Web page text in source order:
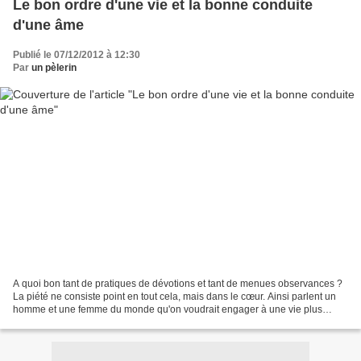
Le bon ordre d'une vie et la bonne conduite
d'une âme
Publié le 07/12/2012 à 12:30
Par un pèlerin
A quoi bon tant de pratiques de dévotions et tant de menues observances ?
La piété ne consiste point en tout cela, mais dans le cœur. Ainsi parlent un
homme et une femme du monde qu'on voudrait engager à une vie plus